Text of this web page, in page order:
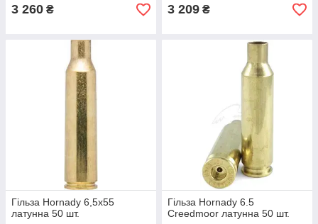
3 260 ₴ 3 209 ₴
Гільза Hornady 6,5x55
латунна 50 шт.
Гільза Hornady 6.5
Creedmoor латунна 50 шт.